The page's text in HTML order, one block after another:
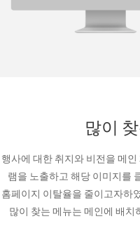
많이
행사에 대한 취지와 비전을 메
램을 노출하고 해당 이미지를
홈페이지 이탈율을 줄이고자하
많이 찾는 메뉴는 메인에 배치